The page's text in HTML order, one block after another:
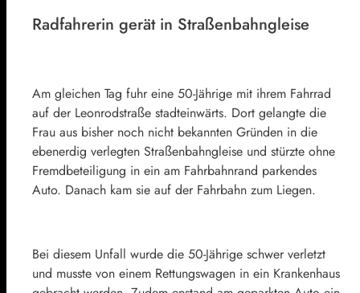
Radfahrerin gerät in Straßenbahngleise
Am gleichen Tag fuhr eine 50-Jährige mit ihrem Fahrrad
auf der Leonrodstraße stadteinwärts. Dort gelangte die
Frau aus bisher noch nicht bekannten Gründen in die
ebenerdig verlegten Straßenbahngleise und stürzte ohne
Fremdbeteiligung in ein am Fahrbahnrand parkendes
Auto. Danach kam sie auf der Fahrbahn zum Liegen.
Bei diesem Unfall wurde die 50-Jährige schwer verletzt
und musste von einem Rettungswagen in ein Krankenhaus